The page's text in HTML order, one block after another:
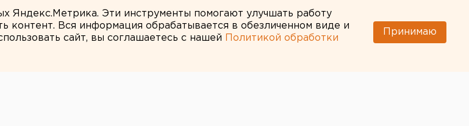
Яндекс.Метрика. Эти инструменты помогают улучшать работу
контент. Вся информация обрабатывается в обезличенном виде и
сайт, вы соглашаетесь с нашей
Политикой обработки
Принимаю